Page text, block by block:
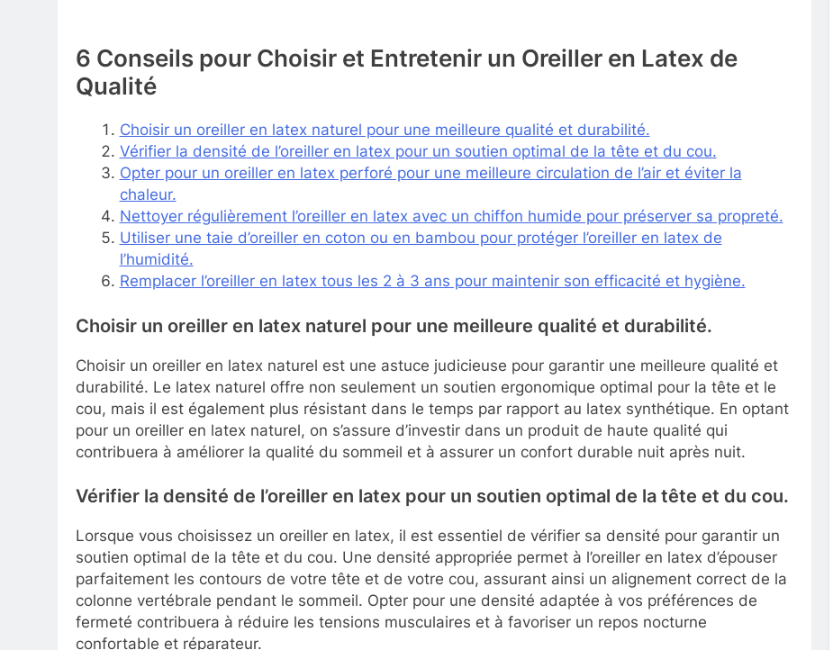
6 Conseils pour Choisir et Entretenir un Oreiller en Latex de
Qualité
Choisir un oreiller en latex naturel pour une meilleure qualité et durabilité.
Vérifier la densité de l’oreiller en latex pour un soutien optimal de la tête et du cou.
Opter pour un oreiller en latex perforé pour une meilleure circulation de l’air et éviter la
chaleur.
Nettoyer régulièrement l’oreiller en latex avec un chiffon humide pour préserver sa propreté.
Utiliser une taie d’oreiller en coton ou en bambou pour protéger l’oreiller en latex de
l’humidité.
Remplacer l’oreiller en latex tous les 2 à 3 ans pour maintenir son efficacité et hygiène.
Choisir un oreiller en latex naturel pour une meilleure qualité et durabilité.
Choisir un oreiller en latex naturel est une astuce judicieuse pour garantir une meilleure qualité et
durabilité. Le latex naturel offre non seulement un soutien ergonomique optimal pour la tête et le
cou, mais il est également plus résistant dans le temps par rapport au latex synthétique. En optant
pour un oreiller en latex naturel, on s’assure d’investir dans un produit de haute qualité qui
contribuera à améliorer la qualité du sommeil et à assurer un confort durable nuit après nuit.
Vérifier la densité de l’oreiller en latex pour un soutien optimal de la tête et du cou.
Lorsque vous choisissez un oreiller en latex, il est essentiel de vérifier sa densité pour garantir un
soutien optimal de la tête et du cou. Une densité appropriée permet à l’oreiller en latex d’épouser
parfaitement les contours de votre tête et de votre cou, assurant ainsi un alignement correct de la
colonne vertébrale pendant le sommeil. Opter pour une densité adaptée à vos préférences de
fermeté contribuera à réduire les tensions musculaires et à favoriser un repos nocturne
confortable et réparateur.